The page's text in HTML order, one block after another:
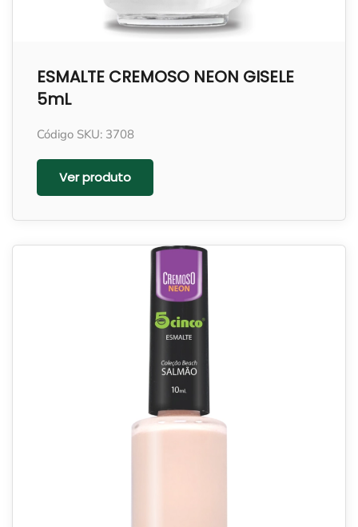
ESMALTE CREMOSO NEON GISELE
5mL
Código SKU: 3708
Ver produto